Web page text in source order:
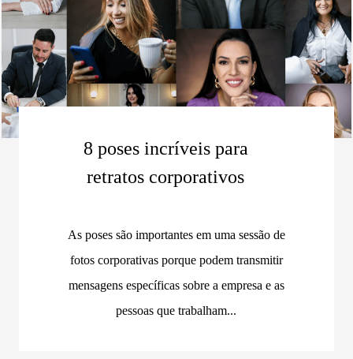
8 poses incríveis para
retratos corporativos
As poses são importantes em uma sessão de
fotos corporativas porque podem transmitir
mensagens específicas sobre a empresa e as
pessoas que trabalham...